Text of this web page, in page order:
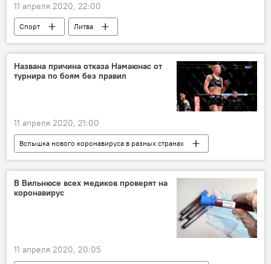
11 апреля 2020, 22:00
Спорт Литва
Названа причина отказа Намаюнас от
турнира по боям без правил
11 апреля 2020, 21:00
Вспышка нового коронавируса в разных странах
Спорт
Роуз Намаюнас
Литва
США
В Вильнюсе всех медиков проверят на
коронавирус
11 апреля 2020, 20:05